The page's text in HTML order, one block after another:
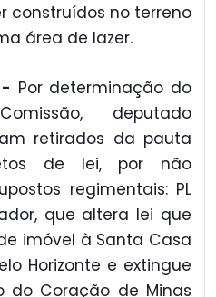
construídos no terreno
área de lazer.
Por determinação do
deputado
retirados da pauta
de lei, por não
regimentais: PL
que altera lei que
imóvel à Santa Casa
Horizonte e extingue
do Coração de Minas